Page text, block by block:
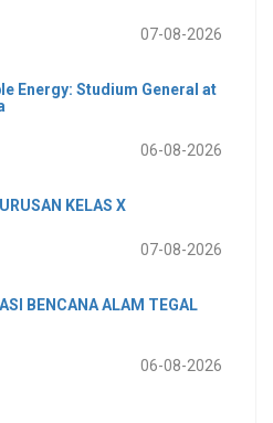
07-08-2026
Energy: Studium General at
06-08-2026
KELAS X
07-08-2026
BENCANA ALAM TEGAL
06-08-2026